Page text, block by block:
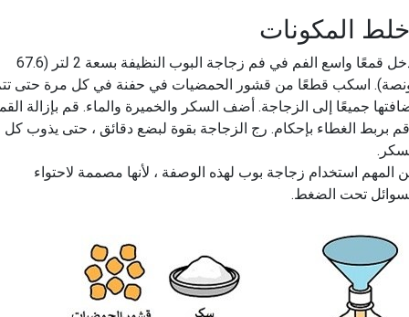
المكونات
أدخل قمعًا واسع الفم في فم زجاجة البوب النظيفة بسعة 2 لتر (67.6
اسكب قطعًا من قشور الحمضيات في حفنة في كل مرة حتى
جميعًا إلى الزجاجة. أضف السكر والخميرة والماء. قم بإزالة
بربط الغطاء بإحكام. رج الزجاجة بقوة لبضع دقائق ، حتى يذوب كل
المهم استخدام زجاجة بوب لهذه الوصفة ، لأنها مصممة لاحتواء
تحت الضغط.